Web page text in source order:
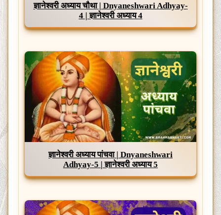
ज्ञानेश्वरी अध्याय चौथा | Dnyaneshwari Adhyay-
4 | ज्ञानेश्वरी अध्याय 4
ज्ञानेश्वरी अध्याय पांचवा | Dnyaneshwari
Adhyay-5 | ज्ञानेश्वरी अध्याय 5